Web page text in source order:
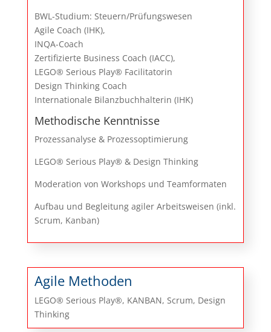
BWL-Studium: Steuern/Prüfungswesen
Agile Coach (IHK),
INQA-Coach
Zertifizierte Business Coach (IACC),
LEGO® Serious Play® Facilitatorin
Design Thinking Coach
Internationale Bilanzbuchhalterin (IHK)
Methodische Kenntnisse
Prozessanalyse & Prozessoptimierung
LEGO® Serious Play® & Design Thinking
Moderation von Workshops und Teamformaten
Aufbau und Begleitung agiler Arbeitsweisen (inkl.
Scrum, Kanban)
Agile Methoden
LEGO® Serious Play®, KANBAN, Scrum, Design
Thinking